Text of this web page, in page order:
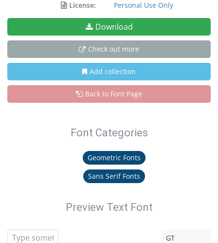
License:
Personal Use Only
Download
Check out more
Add collection
Back to Font Page
Font Categories
Geometric Fonts
Sans Serif Fonts
Preview Text Font
GT